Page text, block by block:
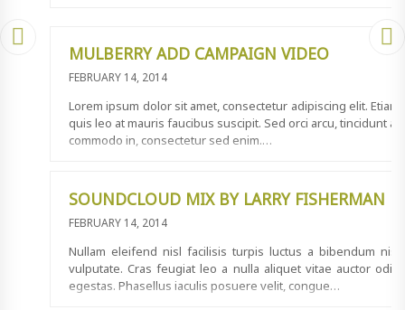
MULBERRY ADD CAMPAIGN VIDEO
FEBRUARY 14, 2014
Lorem ipsum dolor sit amet, consectetur adipiscing elit. Etiam
quis leo at mauris faucibus suscipit. Sed orci arcu, tincidunt at
commodo in, consectetur sed enim.…
SOUNDCLOUD MIX BY LARRY FISHERMAN
FEBRUARY 14, 2014
Nullam eleifend nisl facilisis turpis luctus a bibendum nisl
vulputate. Cras feugiat leo a nulla aliquet vitae auctor odio
egestas. Phasellus iaculis posuere velit, congue…